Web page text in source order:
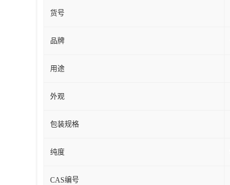
货号
品牌
用途
外观
包装规格
纯度
CAS编号